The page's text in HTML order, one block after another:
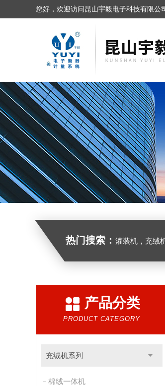
您好，欢迎访问昆山宇毅电子科技有限公
热门搜索： 灌装机，充绒
产品分类
PRODUCT CATEGORY
充绒机系列
棉绒一体机